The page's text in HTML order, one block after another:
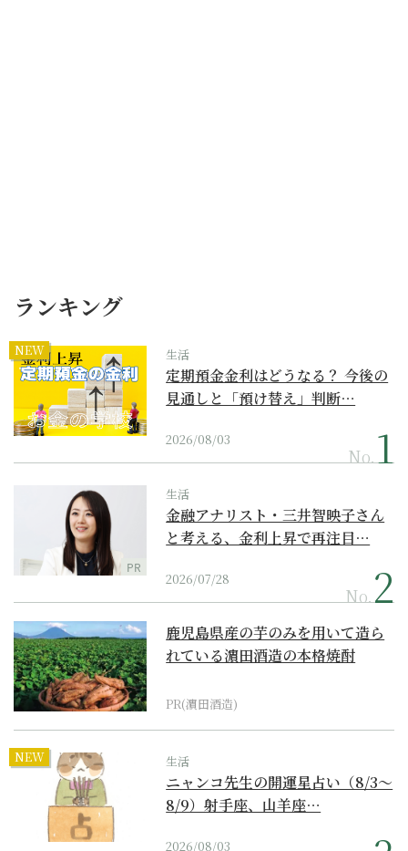
ランキング
NEW 生活
定期預金金利はどうなる？ 今後の
見通しと「預け替え」判断…
2026/08/03
No.
PR
生活
金融アナリスト・三井智映子さん
と考える、金利上昇で再注目…
2026/07/28
No.
鹿児島県産の芋のみを用いて造ら
れている濵田酒造の本格焼酎
PR(濵田酒造)
NEW 生活
ニャンコ先生の開運星占い（8/3～
8/9）射手座、山羊座…
2026/08/03